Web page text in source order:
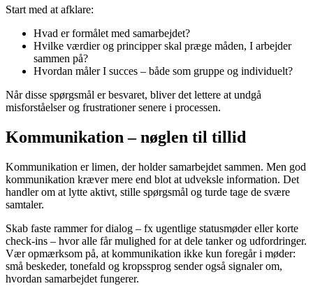
Start med at afklare:
Hvad er formålet med samarbejdet?
Hvilke værdier og principper skal præge måden, I arbejder
sammen på?
Hvordan måler I succes – både som gruppe og individuelt?
Når disse spørgsmål er besvaret, bliver det lettere at undgå
misforståelser og frustrationer senere i processen.
Kommunikation – nøglen til tillid
Kommunikation er limen, der holder samarbejdet sammen. Men god
kommunikation kræver mere end blot at udveksle information. Det
handler om at lytte aktivt, stille spørgsmål og turde tage de svære
samtaler.
Skab faste rammer for dialog – fx ugentlige statusmøder eller korte
check-ins – hvor alle får mulighed for at dele tanker og udfordringer.
Vær opmærksom på, at kommunikation ikke kun foregår i møder:
små beskeder, tonefald og kropssprog sender også signaler om,
hvordan samarbejdet fungerer.